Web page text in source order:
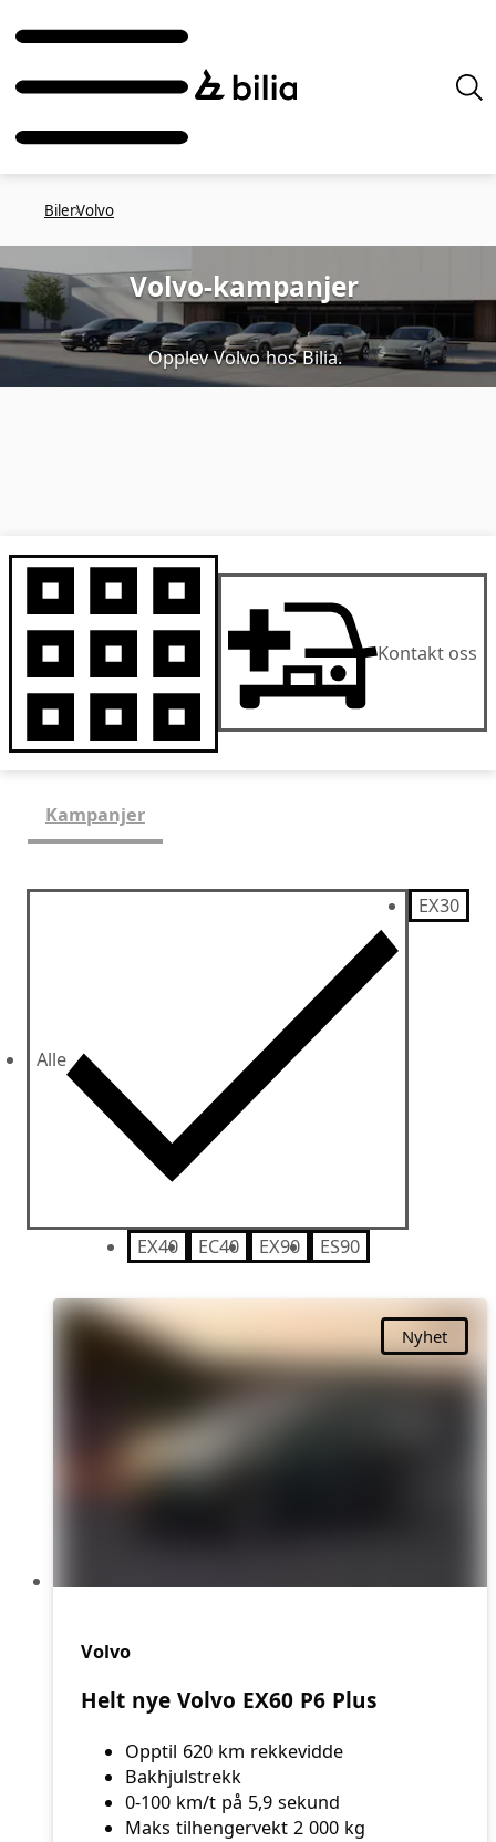
BilerVolvo
Volvo-kampanjer
Opplev Volvo hos Bilia.
Kontakt oss
Kampanjer
Alle
EX30
EX40 EC40 EX90 ES90
Nyhet
Volvo
Helt nye Volvo EX60 P6 Plus
Opptil 620 km rekkevidde
Bakhjulstrekk
0-100 km/t på 5,9 sekund
Maks tilhengervekt 2 000 kg